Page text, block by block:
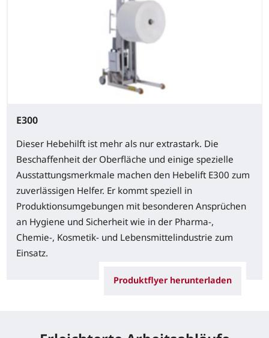
E300
Dieser Hebehilft ist mehr als nur extrastark. Die
Beschaffenheit der Oberfläche und einige spezielle
Ausstattungsmerkmale machen den Hebelift E300 zum
zuverlässigen Helfer. Er kommt speziell in
Produktionsumgebungen mit besonderen Ansprüchen
an Hygiene und Sicherheit wie in der Pharma-,
Chemie-, Kosmetik- und Lebensmittelindustrie zum
Einsatz.
Produktflyer herunterladen